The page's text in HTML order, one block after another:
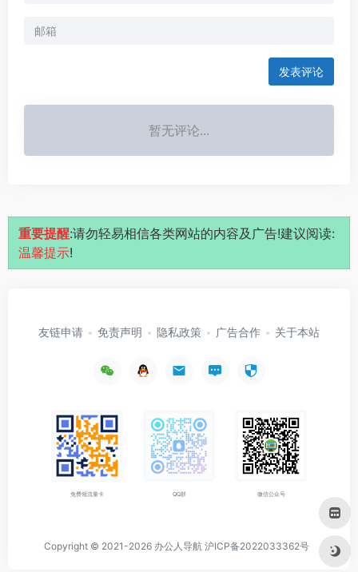
发表评论
暂无评论...
重要提醒:请勿轻易相信各类网站的内容及广告!建议阅读:
温馨提示!
友链申请 免责声明 隐私政策 广告合作 关于本站
免费领流量卡 QQ群 微信公众号
Copyright © 2021-2026 办公人导航 沪ICP备2022033362号